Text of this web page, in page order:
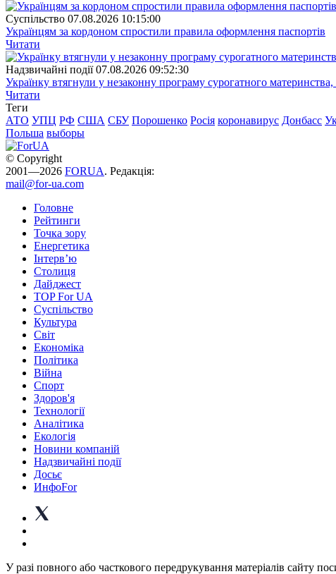
Суспiльство 07.08.2026 10:15:00
Українцям за кордоном спростили правила оформлення паспортів
Читати
Надзвичайні події 07.08.2026 09:52:30
Українку втягнули у незаконну програму сурогатного материнства,
Читати
Теги
АТО УПЦ РФ США СБУ Порошенко Росія коронавирус Донбасс
Польша выборы
© Copyright
2001—2026 FORUA. Редакція:
mail@for-ua.com
Головне
Рейтинги
Точка зору
Енергетика
Інтерв’ю
Столиця
Дайджест
TOP For UA
Суспiльство
Культура
Світ
Економіка
Політика
Війна
Спорт
Здоров'я
Технології
Аналітика
Екологія
Новини компаній
Надзвичайні події
Досьє
ИнфоFor
У разі повного або часткового передрукування матеріалів сайту